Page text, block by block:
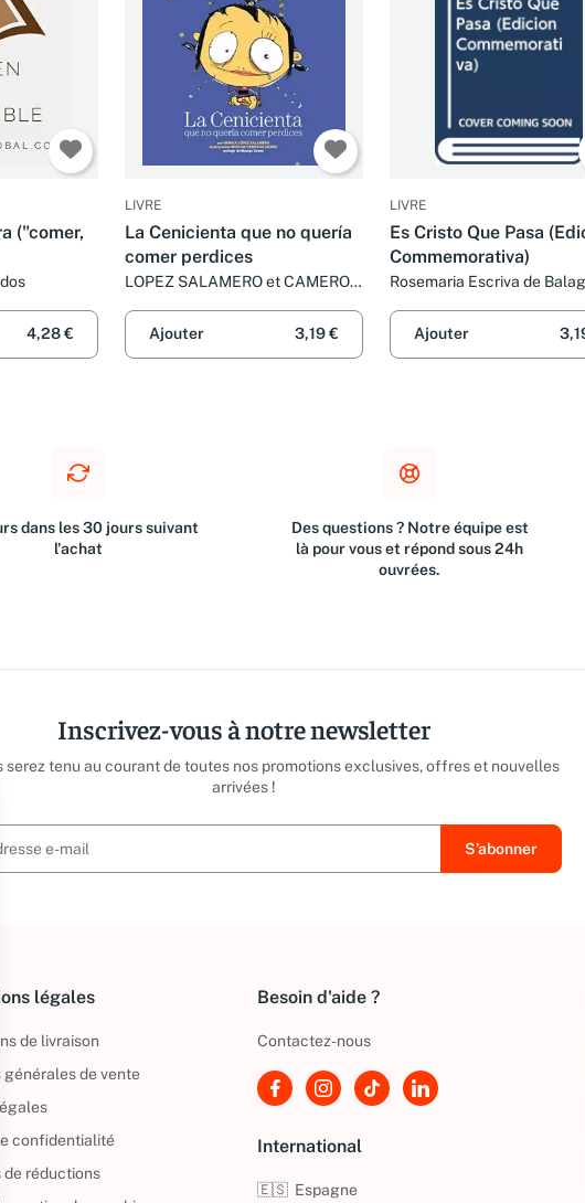
("comer,
4,28 €
LIVRE
La Cenicienta que no quería
comer perdices
LOPEZ SALAMERO et CAMEROS
Ajouter
3,19 €
LIVRE
Es Cristo Que Pasa
Commemorativa)
Rosemaria Escriva de
Ajouter
dans les 30 jours suivant
l'achat
Des questions ? Notre équipe est
là pour vous et répond sous 24h
ouvrées.
Inscrivez-vous à notre newsletter
serez tenu au courant de toutes nos promotions exclusives, offres et nouvelles
arrivées !
légales
de livraison
générales de vente
confidentialité
de réductions
Besoin d'aide ?
Contactez-nous
International
🇪🇸 Espagne